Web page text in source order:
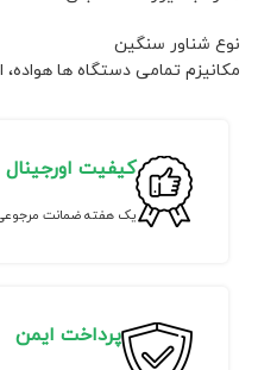
نوع شناور سنگین
مکانیزم تمامی دستگاه ها
کیفیت اورجینال
یک هفته ضمانت
پرداخت ایمن